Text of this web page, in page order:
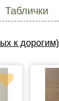
Таблички
к дорогим)